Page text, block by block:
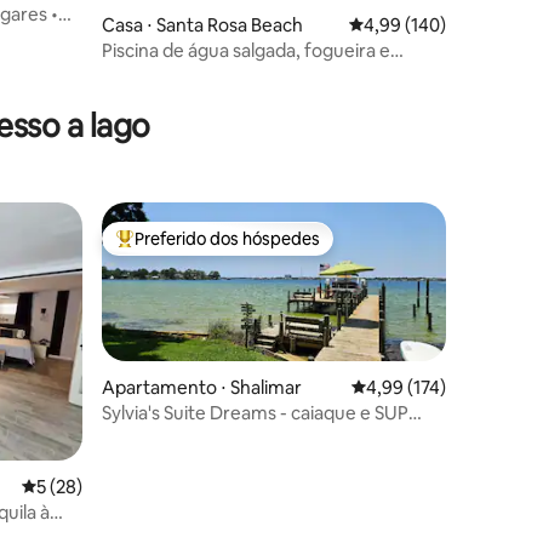
•
Casa ⋅ Santa Rosa Beach 4,99 de uma avaliação
4,99 (140)
Piscina de água salgada, fogueira e
a lago
hóspedes
5 de uma avaliação média de 5, 28 avaliações
5 (28)
à
Entre os melhores preferidos dos hóspedes
Preferido dos hóspedes
Apartamento ⋅ Shalimar 4,99 de uma avaliação
4,99 (174)
Sylvia's Suite Dreams - caiaque e SUP